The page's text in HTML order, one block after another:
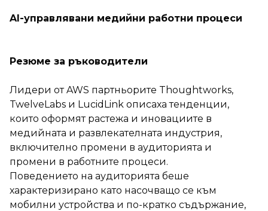
AI-управлявани медийни работни процеси
Резюме за ръководители
Лидери от AWS партньорите Thoughtworks,
TwelveLabs и LucidLink описаха тенденции,
които оформят растежа и иновациите в
медийната и развлекателната индустрия,
включително промени в аудиторията и
промени в работните процеси.
Поведението на аудиторията беше
характеризирано като насочващо се към
мобилни устройства и по-кратко съдържание,